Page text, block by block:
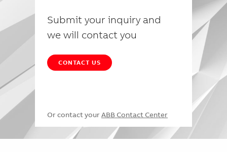
Submit your inquiry and
we will contact you
CONTACT US
Or contact your ABB Contact Center